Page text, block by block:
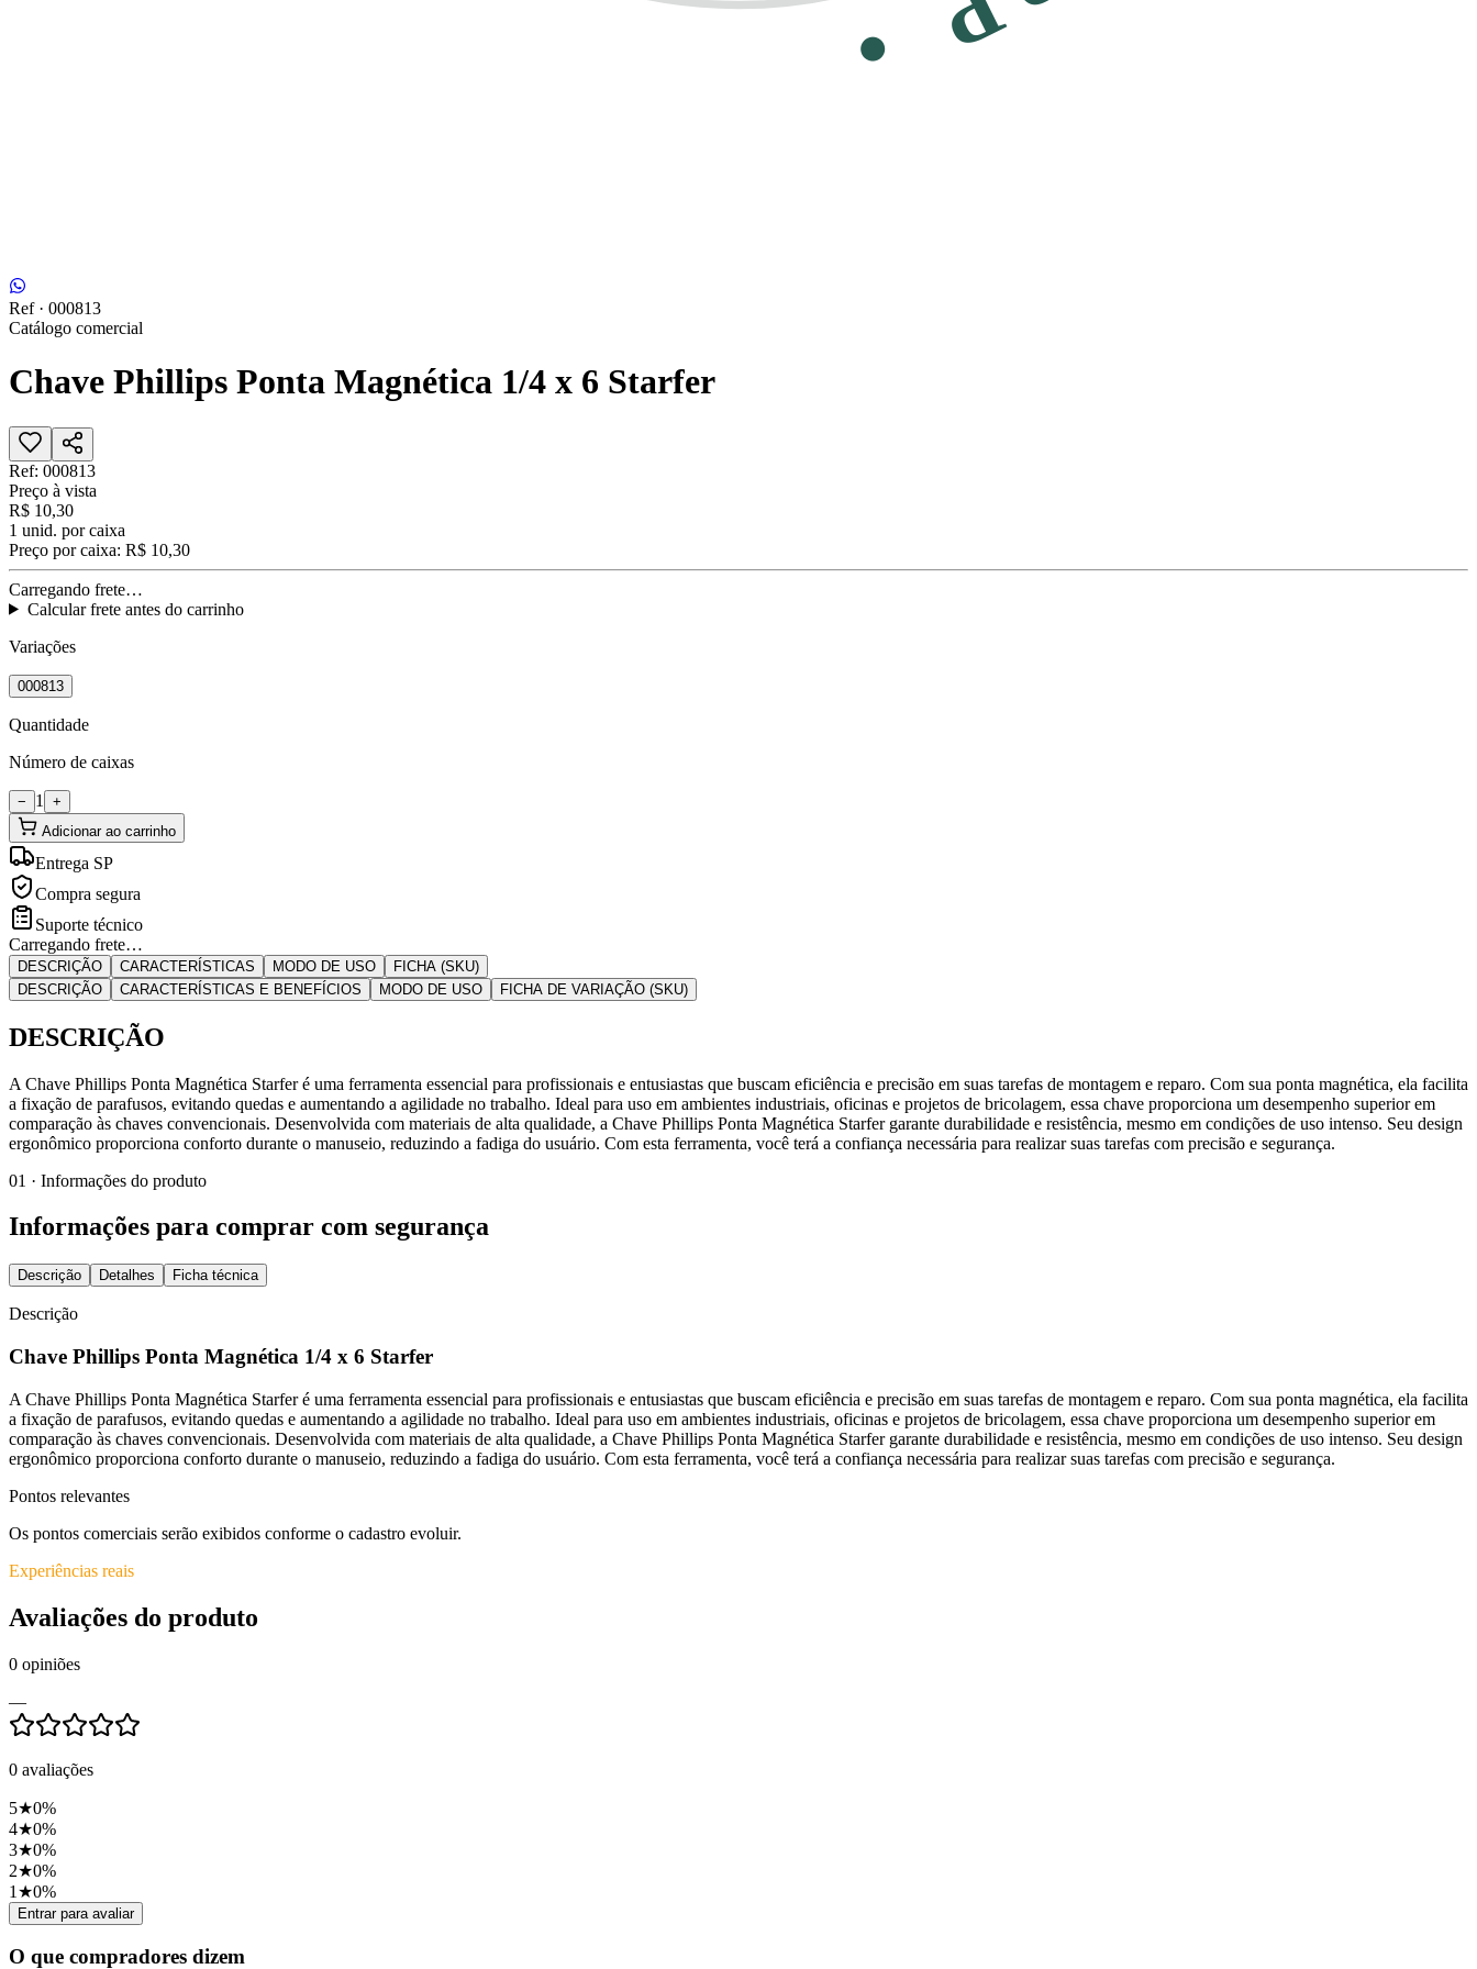
Ref · 000813
Catálogo comercial
Chave Phillips Ponta Magnética 1/4 x 6 Starfer
Ref: 000813
Preço à vista
R$ 10,30
1 unid. por caixa
Preço por caixa: R$ 10,30
Carregando frete…
Calcular frete antes do carrinho
Variações
000813
Quantidade
Número de caixas
− 1
+
Adicionar ao carrinho
Entrega SP
Compra segura
Suporte técnico
Carregando frete…
DESCRIÇÃO CARACTERÍSTICAS MODO DE USO
FICHA (SKU)
DESCRIÇÃO
CARACTERÍSTICAS E BENEFÍCIOS MODO DE USO FICHA DE VARIAÇÃO (SKU)
DESCRIÇÃO
A Chave Phillips Ponta Magnética Starfer é uma ferramenta essencial para profissionais e entusiastas que buscam eficiência e precisão em suas tarefas de montagem e reparo. Com sua ponta magnética, ela facilita
a fixação de parafusos, evitando quedas e aumentando a agilidade no trabalho. Ideal para uso em ambientes industriais, oficinas e projetos de bricolagem, essa chave proporciona um desempenho superior em
comparação às chaves convencionais. Desenvolvida com materiais de alta qualidade, a Chave Phillips Ponta Magnética Starfer garante durabilidade e resistência, mesmo em condições de uso intenso. Seu design
ergonômico proporciona conforto durante o manuseio, reduzindo a fadiga do usuário. Com esta ferramenta, você terá a confiança necessária para realizar suas tarefas com precisão e segurança.
01 · Informações do produto
Informações para comprar com segurança
Descrição Detalhes Ficha técnica
Descrição
Chave Phillips Ponta Magnética 1/4 x 6 Starfer
A Chave Phillips Ponta Magnética Starfer é uma ferramenta essencial para profissionais e entusiastas que buscam eficiência e precisão em suas tarefas de montagem e reparo. Com sua ponta magnética, ela facilita
a fixação de parafusos, evitando quedas e aumentando a agilidade no trabalho. Ideal para uso em ambientes industriais, oficinas e projetos de bricolagem, essa chave proporciona um desempenho superior em
comparação às chaves convencionais. Desenvolvida com materiais de alta qualidade, a Chave Phillips Ponta Magnética Starfer garante durabilidade e resistência, mesmo em condições de uso intenso. Seu design
ergonômico proporciona conforto durante o manuseio, reduzindo a fadiga do usuário. Com esta ferramenta, você terá a confiança necessária para realizar suas tarefas com precisão e segurança.
Pontos relevantes
Os pontos comerciais serão exibidos conforme o cadastro evoluir.
Experiências reais
Avaliações do produto
0 opiniões
—
0 avaliações
5★0%
4★0%
3★0%
2★0%
1 ★0%
Entrar para avaliar
O que compradores dizem